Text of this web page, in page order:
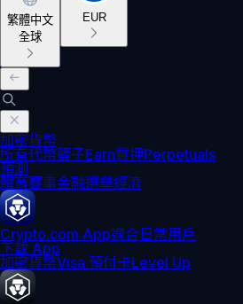
繁體中文
全球
EUR
加密貨幣
所有代幣籃子Earn質押Perpetuals
預測
體育賽事金融選舉經濟
Crypto.com App適合日常用戶
下載 App
加密貨幣Visa 預付卡Level Up